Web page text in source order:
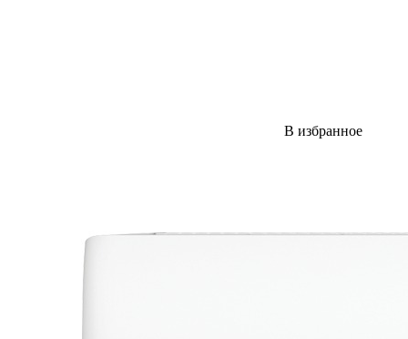
В избранное